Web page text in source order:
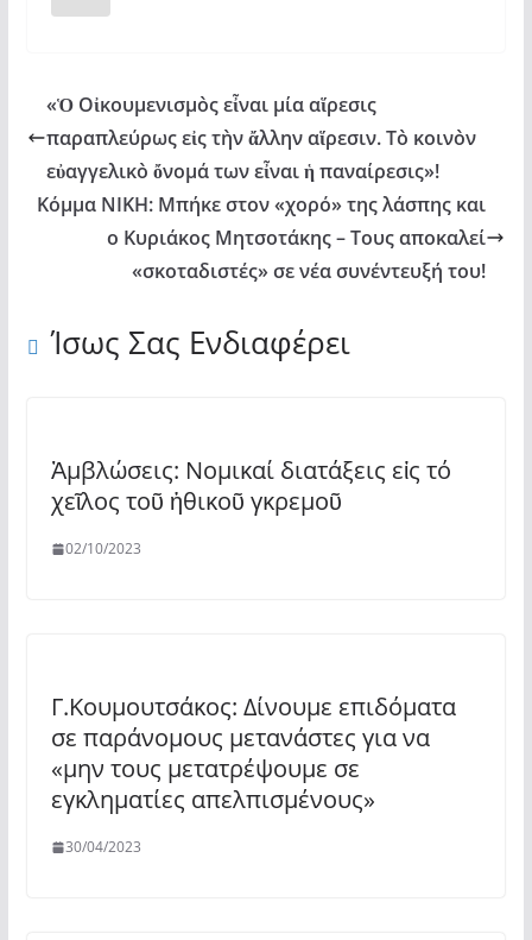
«Ὁ Οἰκουμενισμὸς εἶναι μία αἵρεσις
παραπλεύρως εἰς τὴν ἄλλην αἵρεσιν. Τὸ κοινὸν
εὐαγγελικὸ ὄνομά των εἶναι ἡ παναίρεσις»!
Κόμμα ΝΙΚΗ: Μπήκε στον «χορό» της λάσπης και
ο Κυριάκος Μητσοτάκης – Τους αποκαλεί
«σκοταδιστές» σε νέα συνέντευξή του!
Ίσως Σας Ενδιαφέρει
Ἀμβλώσεις: Νομικαί διατάξεις εἰς τό
χεῖλος τοῦ ἠθικοῦ γκρεμοῦ
02/10/2023
Γ.Κουμουτσάκος: Δίνουμε επιδόματα
σε παράνομους μετανάστες για να
«μην τους μετατρέψουμε σε
εγκληματίες απελπισμένους»
30/04/2023